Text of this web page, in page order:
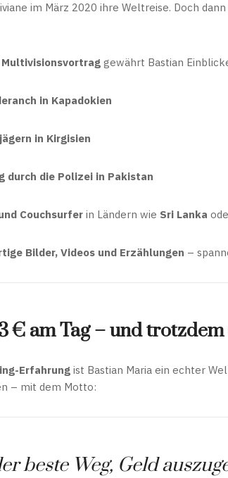
im März 2020 ihre Weltreise. Doch
Multivisionsvortrag gewährt Bastian
in Kapadokien
in Kirgisien
durch die Polizei in Pakistan
Couchsurfer in Ländern wie Sri Lanka
Bilder, Videos und Erzählungen –
€ am Tag – und
Erfahrung ist Bastian Maria ein echter
– mit dem Motto:
beste Weg, Geld